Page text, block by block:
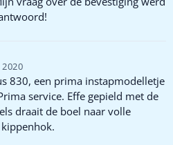
2020
830, een prima instapmodelletje
service. Effe gepield met de
draait de boel naar volle